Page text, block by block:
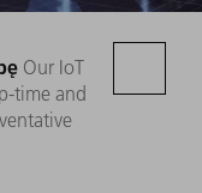
Our IoT
time and